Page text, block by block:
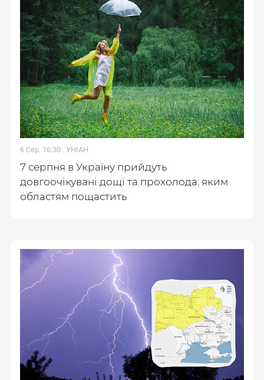
6 Сер. 16:30 . УНІАН
7 серпня в Україну прийдуть
довгоочікувані дощі та прохолода: яким
областям пощастить